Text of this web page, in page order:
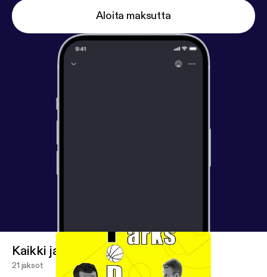
Aloita maksutta
Kaikki jaksot
21 jaksot